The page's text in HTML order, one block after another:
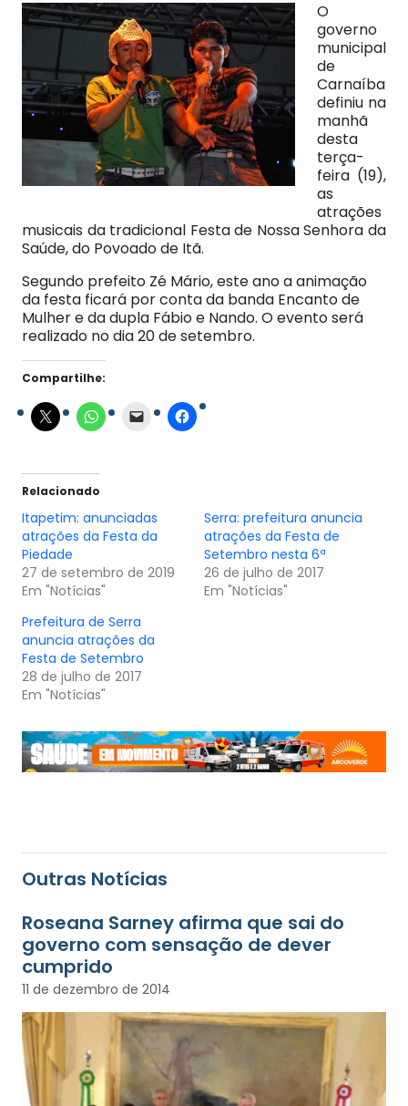
O
governo
municipal
de
Carnaíba
definiu na
manhã
desta
terça-
feira (19),
as
atrações
musicais da tradicional Festa de Nossa Senhora da
Saúde, do Povoado de Itã.
Segundo prefeito Zé Mário, este ano a animação
da festa ficará por conta da banda Encanto de
Mulher e da dupla Fábio e Nando. O evento será
realizado no dia 20 de setembro.
Compartilhe:
Relacionado
Itapetim: anunciadas
atrações da Festa da
Piedade
27 de setembro de 2019
Em "Notícias"
Serra: prefeitura anuncia
atrações da Festa de
Setembro nesta 6ª
26 de julho de 2017
Em "Notícias"
Prefeitura de Serra
anuncia atrações da
Festa de Setembro
28 de julho de 2017
Em "Notícias"
Outras Notícias
Roseana Sarney afirma que sai do
governo com sensação de dever
cumprido
11 de dezembro de 2014